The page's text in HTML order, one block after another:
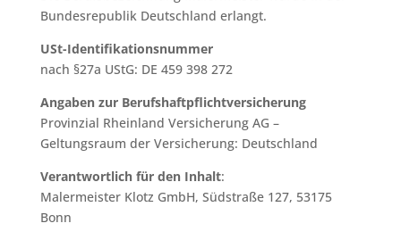
Bundesrepublik Deutschland erlangt.
USt-Identifikationsnummer
nach §27a UStG: DE 459 398 272
Angaben zur Berufshaftpflichtversicherung
Provinzial Rheinland Versicherung AG –
Geltungsraum der Versicherung: Deutschland
Verantwortlich für den Inhalt:
Malermeister Klotz GmbH, Südstraße 127, 53175
Bonn